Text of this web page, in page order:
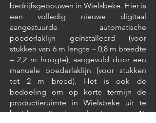
bedrijfsgebouwen in Wielsbeke. Hier is
een volledig nieuwe digitaal
aangestuurde automatische
poederlaklijn geïnstalleerd (voor
stukken van 6 m lengte – 0,8 m breedte
– 2,2 m hoogte), aangevuld door een
manuele poederlaklijn (voor stukken
tot 2 m breed). Het is ook de
bedoeling om op korte termijn de
productieruimte in Wielsbeke uit te
breiden. Poedr. telt intussen 15